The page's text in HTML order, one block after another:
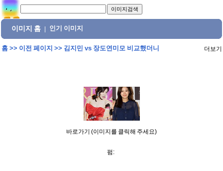
이미지 홈 인기 이미지
홈>> 이전 페이지 >> 김지민 vs 장도연미모 비교했더니 더보기
바로가기 (이미지를 클릭해 주세요)
펌: